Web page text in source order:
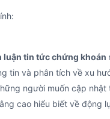
luận tin tức chứng khoán
tin và phân tích về xu
người muốn cập
cao hiểu biết về